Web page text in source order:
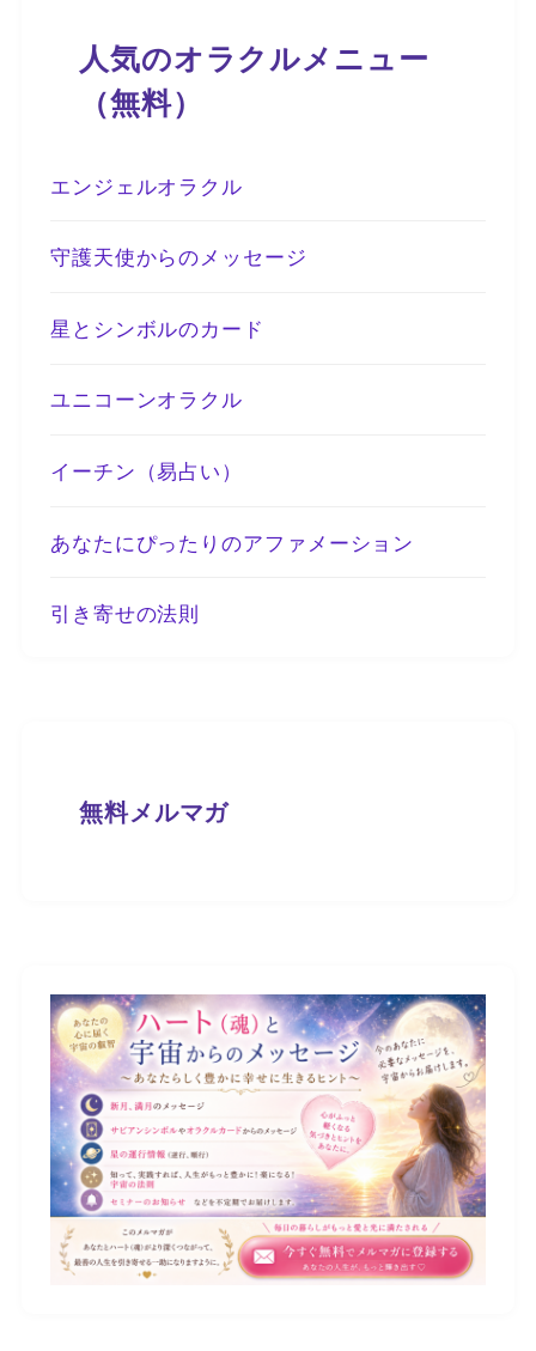
人気のオラクルメニュー
（無料）
エンジェルオラクル
守護天使からのメッセージ
星とシンボルのカード
ユニコーンオラクル
イーチン（易占い）
あなたにぴったりのアファメーション
引き寄せの法則
無料メルマガ